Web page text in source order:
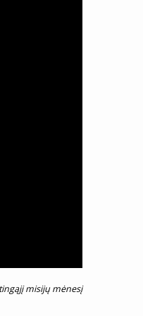
misijų mėnesį